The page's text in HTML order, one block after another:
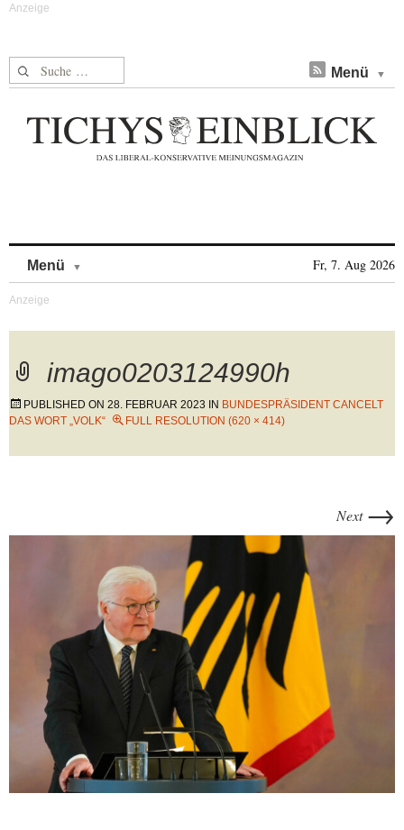
Suche nach: Menü
Menü Fr, 7. Aug 2026
imago0203124990h
PUBLISHED ON 28. FEBRUAR 2023 IN BUNDESPRÄSIDENT CANCELT
DAS WORT „VOLK“
FULL RESOLUTION (620 × 414)
Next →